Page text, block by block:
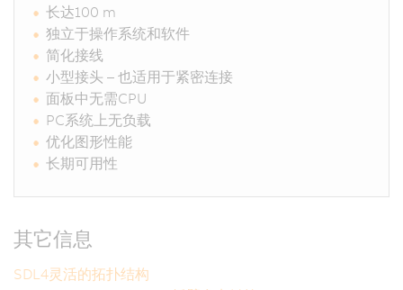
长达100 m
独立于操作系统和软件
简化接线
小型接头 – 也适用于紧密连接
面板中无需CPU
PC系统上无负载
优化图形性能
长期可用性
其它信息
SDL4灵活的拓扑结构